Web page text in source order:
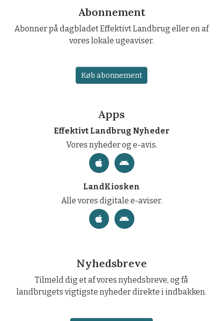
Abonnement
Abonner på dagbladet Effektivt Landbrug eller en af
vores lokale ugeaviser.
Køb abonnement
Apps
Effektivt Landbrug Nyheder
Vores nyheder og e-avis.
LandKiosken
Alle vores digitale e-aviser.
Nyhedsbreve
Tilmeld dig et af vores nyhedsbreve, og få
landbrugets vigtigste nyheder direkte i indbakken.